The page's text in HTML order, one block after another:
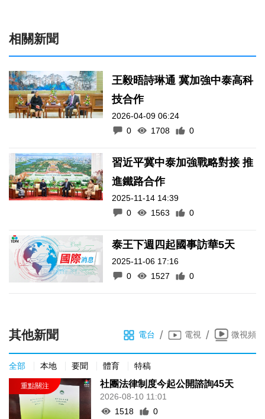
相關新聞
王毅晤詩琳通 冀加強中泰高科
技合作
2026-04-09 06:24
0
1708 0
習近平冀中泰加強戰略對接 推
進鐵路合作
2025-11-14 14:39
0
1563 0
泰王下週四起國事訪華5天
2025-11-06 17:16
0
1527 0
其他新聞 電台 / 電視 / 微視頻
全部 本地 要聞 體育 特稿
社團法律制度今起公開諮詢45天
2026-08-10 11:01
1518
0